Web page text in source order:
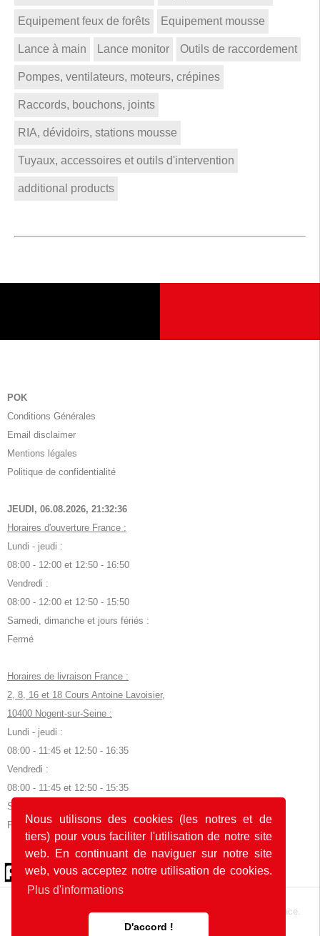
Nous utilisons des cookies (les notres et de
tiers) pour vous faciliter l'utilisation de notre site
web. En continuant de naviguer sur notre site
web, vous acceptez notre utilisation de cookies.
Plus d'informations
D'accord !
Equipement feux de forêts Equipement mousse
Lance à main Lance monitor Outils de raccordement
Pompes, ventilateurs, moteurs, crépines
Raccords, bouchons, joints
RIA, dévidoirs, stations mousse
Tuyaux, accessoires et outils d'intervention
additional products
POK
Conditions Générales
Email disclaimer
Mentions légales
Politique de confidentialité
JEUDI, 06.08.2026, 21:32:36
Horaires d'ouverture France :
Lundi - jeudi :
08:00 - 12:00 et 12:50 - 16:50
Vendredi :
08:00 - 12:00 et 12:50 - 15:50
Samedi, dimanche et jours fériés :
Fermé
Horaires de livraison France :
2, 8, 16 et 18 Cours Antoine Lavoisier,
10400 Nogent-sur-Seine :
Lundi - jeudi :
08:00 - 11:45 et 12:50 - 16:35
Vendredi :
08:00 - 11:45 et 12:50 - 15:35
Samedi, dimanche et jours fériés :
Fermé
© 2026 by POK
Le site web a été développé avec en Allemagne et en France.